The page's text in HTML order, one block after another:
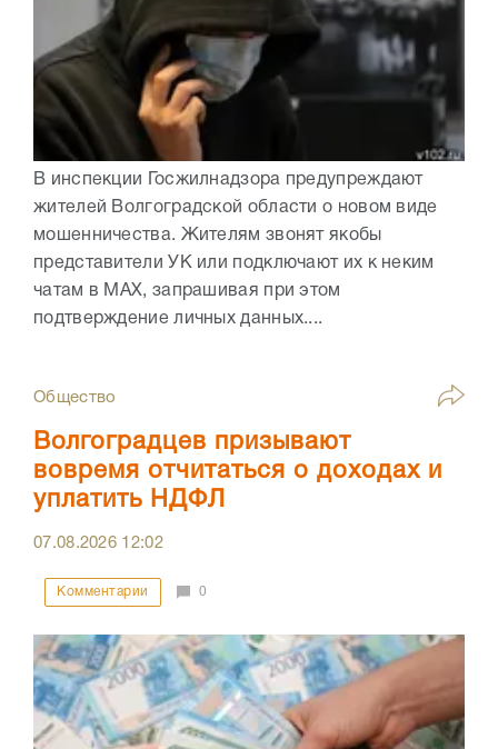
В инспекции Госжилнадзора предупреждают
жителей Волгоградской области о новом виде
мошенничества. Жителям звонят якобы
представители УК или подключают их к неким
чатам в МАХ, запрашивая при этом
подтверждение личных данных....
Общество
Волгоградцев призывают
вовремя отчитаться о доходах и
уплатить НДФЛ
07.08.2026 12:02
Комментарии 0